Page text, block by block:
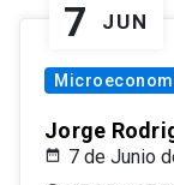
7 JUN
Jorge
7 de Junio